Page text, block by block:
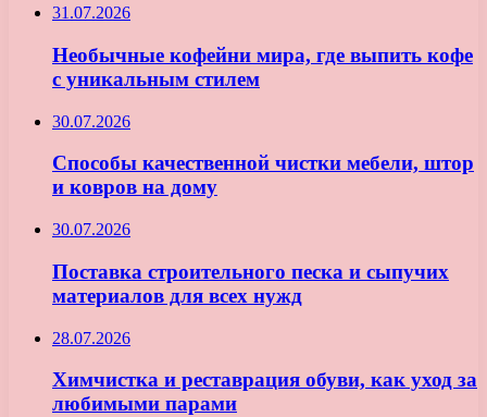
31.07.2026
Необычные кофейни мира, где выпить кофе
с уникальным стилем
30.07.2026
Способы качественной чистки мебели, штор
и ковров на дому
30.07.2026
Поставка строительного песка и сыпучих
материалов для всех нужд
28.07.2026
Химчистка и реставрация обуви, как уход за
любимыми парами